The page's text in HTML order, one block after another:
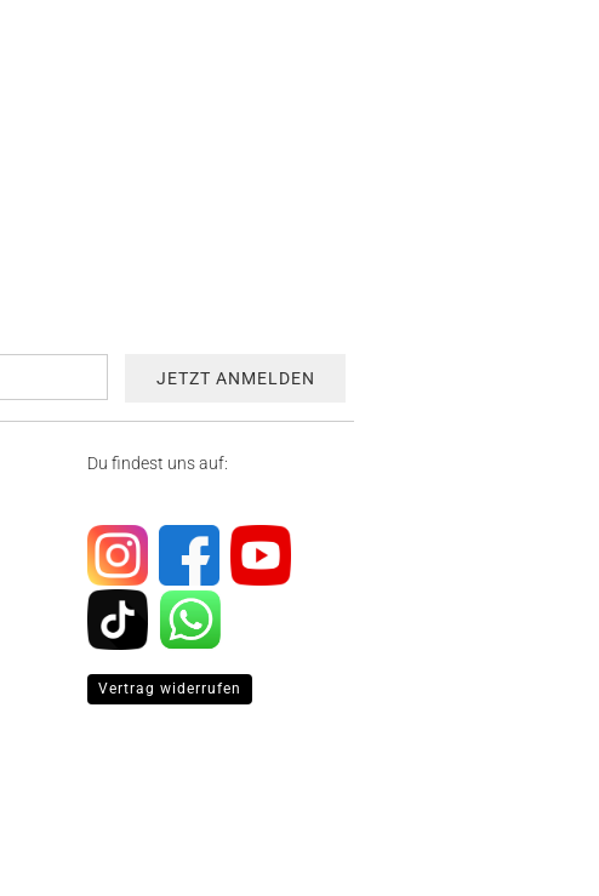
Du findest uns auf:
Vertrag widerrufen